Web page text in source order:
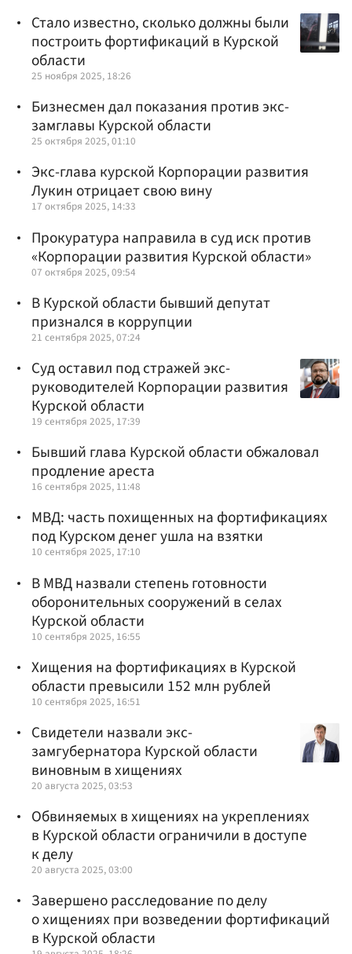
Стало известно, сколько должны были
построить фортификаций в Курской
области
25 ноября 2025, 18:26
Бизнесмен дал показания против экс-
замглавы Курской области
25 октября 2025, 01:10
Экс-глава курской Корпорации развития
Лукин отрицает свою вину
17 октября 2025, 14:33
Прокуратура направила в суд иск против
«Корпорации развития Курской области»
07 октября 2025, 09:54
В Курской области бывший депутат
признался в коррупции
21 сентября 2025, 07:24
Суд оставил под стражей экс-
руководителей Корпорации развития
Курской области
19 сентября 2025, 17:39
Бывший глава Курской области обжаловал
продление ареста
16 сентября 2025, 11:48
МВД: часть похищенных на фортификациях
под Курском денег ушла на взятки
10 сентября 2025, 17:10
В МВД назвали степень готовности
оборонительных сооружений в селах
Курской области
10 сентября 2025, 16:55
Хищения на фортификациях в Курской
области превысили 152 млн рублей
10 сентября 2025, 16:51
Свидетели назвали экс-
замгубернатора Курской области
виновным в хищениях
20 августа 2025, 03:53
Обвиняемых в хищениях на укреплениях
в Курской области ограничили в доступе
к делу
20 августа 2025, 03:00
Завершено расследование по делу
о хищениях при возведении фортификаций
в Курской области